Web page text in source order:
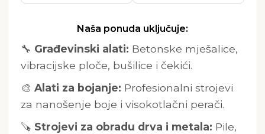
Naša ponuda uključuje:
🔧 Građevinski alati: Betonske mješalice,
vibracijske ploče, bušilice i čekići.
🎨 Alati za bojanje: Profesionalni strojevi
za nanošenje boje i visokotlačni perači.
🪚 Strojevi za obradu drva i metala: Pile,